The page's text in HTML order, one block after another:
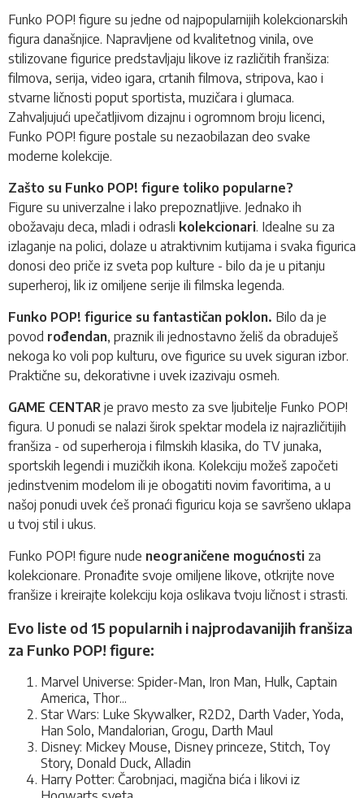
Funko POP! figure su jedne od najpopularnijih kolekcionarskih
figura današnjice. Napravljene od kvalitetnog vinila, ove
stilizovane figurice predstavljaju likove iz različitih franšiza:
filmova, serija, video igara, crtanih filmova, stripova, kao i
stvarne ličnosti poput sportista, muzičara i glumaca.
Zahvaljujući upečatljivom dizajnu i ogromnom broju licenci,
Funko POP! figure postale su nezaobilazan deo svake
moderne kolekcije.
Zašto su Funko POP! figure toliko popularne?
Figure su univerzalne i lako prepoznatljive. Jednako ih
obožavaju deca, mladi i odrasli kolekcionari. Idealne su za
izlaganje na polici, dolaze u atraktivnim kutijama i svaka figurica
donosi deo priče iz sveta pop kulture - bilo da je u pitanju
superheroj, lik iz omiljene serije ili filmska legenda.
Funko POP! figurice su fantastičan poklon. Bilo da je
povod rođendan, praznik ili jednostavno želiš da obraduješ
nekoga ko voli pop kulturu, ove figurice su uvek siguran izbor.
Praktične su, dekorativne i uvek izazivaju osmeh.
GAME CENTAR je pravo mesto za sve ljubitelje Funko POP!
figura. U ponudi se nalazi širok spektar modela iz najrazličitijih
franšiza - od superheroja i filmskih klasika, do TV junaka,
sportskih legendi i muzičkih ikona. Kolekciju možeš započeti
jedinstvenim modelom ili je obogatiti novim favoritima, a u
našoj ponudi uvek ćeš pronaći figuricu koja se savršeno uklapa
u tvoj stil i ukus.
Funko POP! figure nude neograničene mogućnosti za
kolekcionare. Pronađite svoje omiljene likove, otkrijte nove
franšize i kreirajte kolekciju koja oslikava tvoju ličnost i strasti.
Evo liste od 15 popularnih i najprodavanijih franšiza
za Funko POP! figure:
Marvel Universe: Spider-Man, Iron Man, Hulk, Captain
America, Thor...
Star Wars: Luke Skywalker, R2D2, Darth Vader, Yoda,
Han Solo, Mandalorian, Grogu, Darth Maul
Disney: Mickey Mouse, Disney princeze, Stitch, Toy
Story, Donald Duck, Alladin
Harry Potter: Čarobnjaci, magična bića i likovi iz